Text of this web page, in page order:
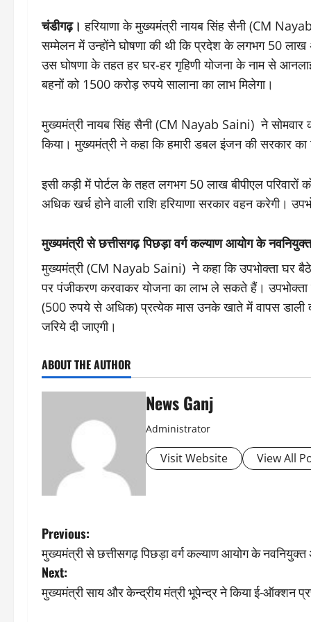
चंडीगढ़। हरियाणा के मुख्यमंत्री नायब सिंह सैनी (CM
सम्मेलन में उन्होंने घोषणा की थी कि प्रदेश के लगभग 50
उस घोषणा के तहत हर घर-हर गृहिणी योजना के नाम से
बहनों को 1500 करोड़ रुपये सालाना का लाभ मिलेगा।
मुख्यमंत्री नायब सिंह सैनी (CM Nayab Saini) ने सोमवार
किया। मुख्यमंत्री ने कहा कि हमारी डबल इंजन की सरकार
इसी कड़ी में पोर्टल के तहत लगभग 50 लाख बीपीएल
अधिक खर्च होने वाली राशि हरियाणा सरकार वहन करेगी।
मुख्यमंत्री से छत्तीसगढ़ पिछड़ा वर्ग कल्याण आयोग के
मुख्यमंत्री (CM Nayab Saini) ने कहा कि उपभोक्ता घर बैठे
पर पंजीकरण करवाकर योजना का लाभ ले सकते हैं।
(500 रुपये से अधिक) प्रत्येक मास उनके खाते में वापस डाली
जरिये दी जाएगी।
ABOUT THE AUTHOR
News Ganj
Administrator
Visit Website View All
P
o
s
Previous:
मुख्यमंत्री से छत्तीसगढ़ पिछड़ा वर्ग कल्याण आयोग के नवनियुक्त
Next:
मुख्यमंत्री साय और केन्द्रीय मंत्री भूपेन्द्र ने किया ई-ऑक्शन